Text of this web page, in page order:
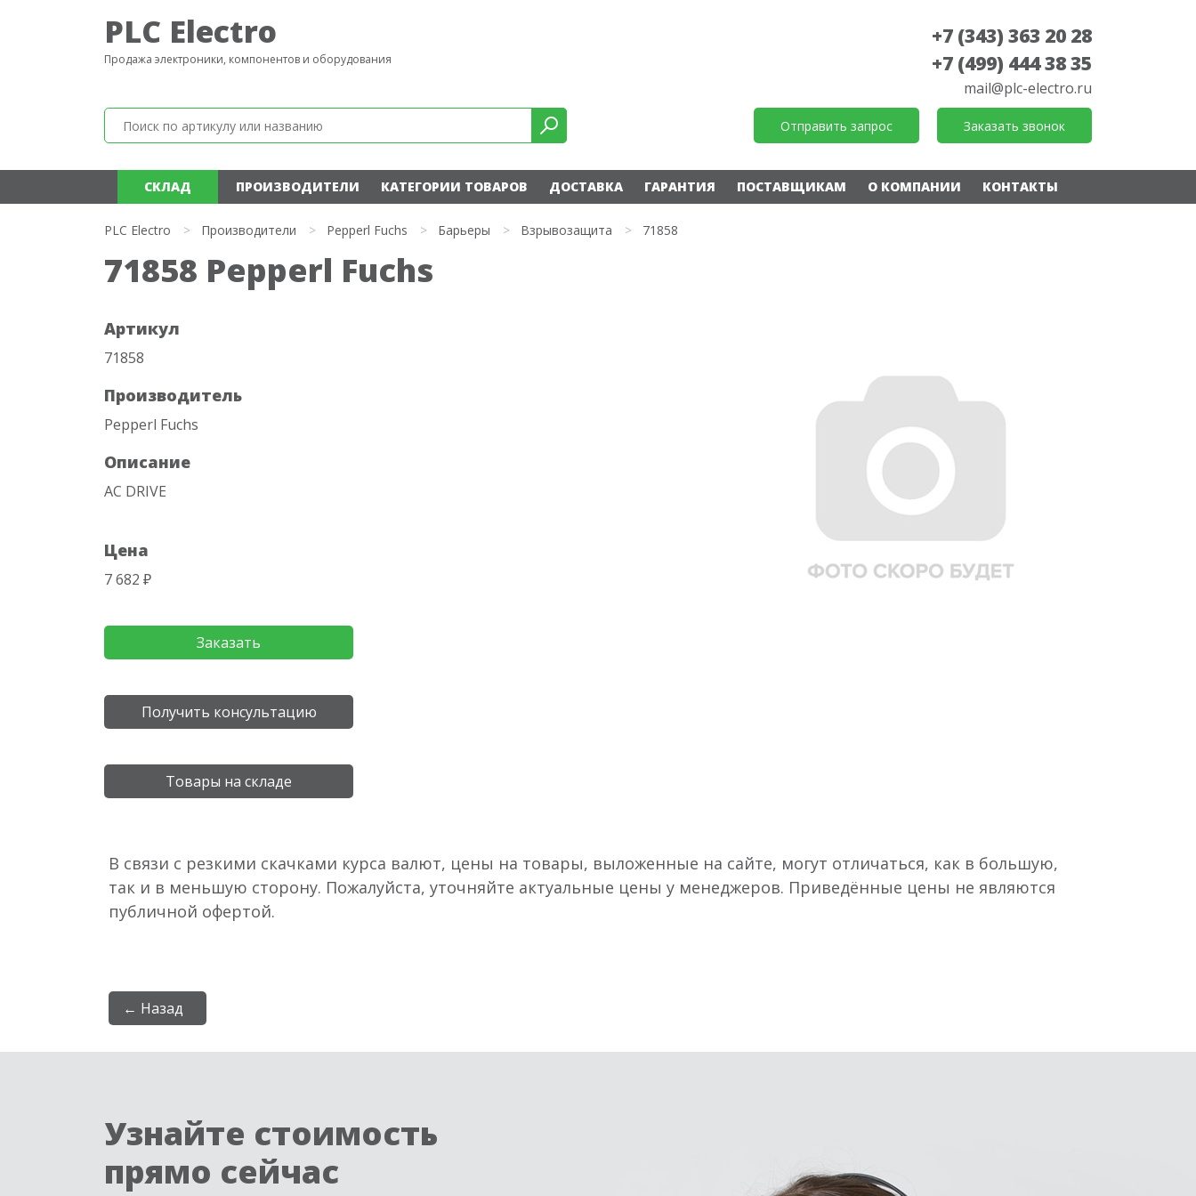
PLC Electro
Продажа электроники, компонентов и оборудования
+7 (343) 363 20 28
+7 (499) 444 38 35
mail@plc-electro.ru
Отправить запрос Заказать звонок
СКЛАД ПРОИЗВОДИТЕЛИ КАТЕГОРИИ ТОВАРОВ ДОСТАВКА ГАРАНТИЯ ПОСТАВЩИКАМ О КОМПАНИИ КОНТАКТЫ
PLC Electro > Производители > Pepperl Fuchs > Барьеры > Взрывозащита > 71858
71858 Pepperl Fuchs
Артикул
71858
Производитель
Pepperl Fuchs
Описание
AC DRIVE
Цена
7 682 ₽
Заказать
Получить консультацию
Товары на складе
В связи с резкими скачками курса валют, цены на товары, выложенные на сайте, могут отличаться, как в большую,
так и в меньшую сторону. Пожалуйста, уточняйте актуальные цены у менеджеров. Приведённые цены не являются
публичной офертой.
← Назад
Узнайте стоимость
прямо сейчас